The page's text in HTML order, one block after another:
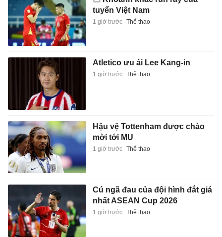
1 giờ trước Thể thao
Hậu vệ Tottenham được chào
mời tới MU
Cú ngã đau của đội hình đắt giá
nhất ASEAN Cup 2026
1 giờ trước Thể thao
Mourinho gạch tên, Endrick
sang Premier League?
1 giờ trước Thể thao